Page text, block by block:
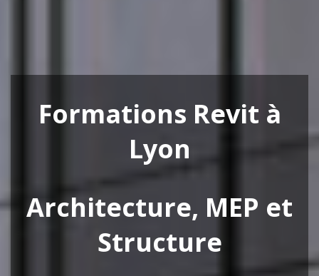
Formations Revit à
Lyon
Architecture, MEP et
Structure